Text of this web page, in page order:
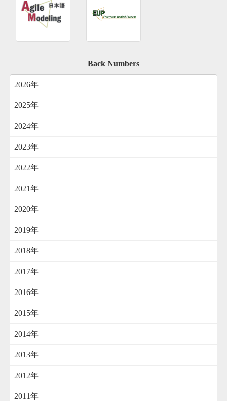
Back Numbers
2026年
2025年
2024年
2023年
2022年
2021年
2020年
2019年
2018年
2017年
2016年
2015年
2014年
2013年
2012年
2011年